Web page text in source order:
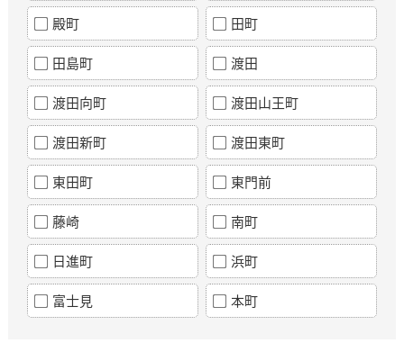
殿町 田町
田島町 渡田
渡田向町 渡田山王町
渡田新町 渡田東町
東田町 東門前
藤崎 南町
日進町 浜町
富士見 本町